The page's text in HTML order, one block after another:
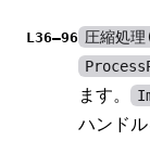
L36–96 圧縮処
ます。
ハンド